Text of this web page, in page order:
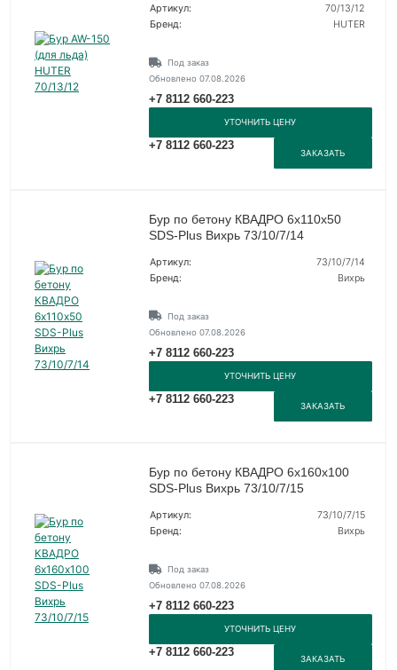
Артикул:
70/13/12
Бренд:
HUTER
Под заказ
Обновлено 07.08.2026
+7 8112 660-223
УТОЧНИТЬ ЦЕНУ
+7 8112 660-223
ЗАКАЗАТЬ
Бур по бетону КВАДРО 6х110х50
SDS-Plus Вихрь 73/10/7/14
Артикул:
73/10/7/14
Бренд:
Вихрь
Под заказ
Обновлено 07.08.2026
+7 8112 660-223
УТОЧНИТЬ ЦЕНУ
+7 8112 660-223
ЗАКАЗАТЬ
Бур по бетону КВАДРО 6х160х100
SDS-Plus Вихрь 73/10/7/15
Артикул:
73/10/7/15
Бренд:
Вихрь
Под заказ
Обновлено 07.08.2026
+7 8112 660-223
УТОЧНИТЬ ЦЕНУ
+7 8112 660-223
ЗАКАЗАТЬ